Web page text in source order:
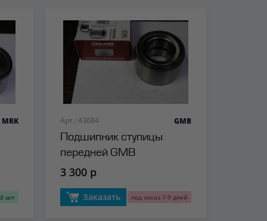
MRK
2 шт
Арт.: 43684
Подшипник ступицы
передней GMB
GMB
3 300 р
Заказать под заказ 7-9 дней